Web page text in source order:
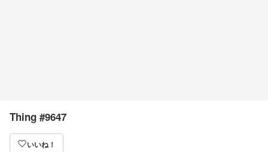
Thing #9647
いいね！